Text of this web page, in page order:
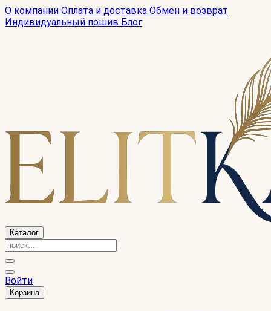
О компании Оплата и доставка Обмен и возврат
Индивидуальный пошив Блог
Каталог
Войти
Корзина